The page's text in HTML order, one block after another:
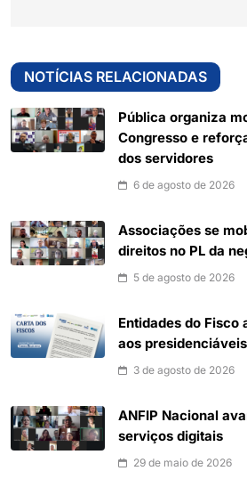
NOTÍCIAS RELACIONADAS
Pública organiza
Congresso e
dos servidores
6 de agosto de 2026
Associações se
direitos no PL da
5 de agosto de 2026
Entidades do Fisco
aos presidenciáveis
3 de agosto de 2026
ANFIP Nacional
serviços digitais
29 de maio de 2026